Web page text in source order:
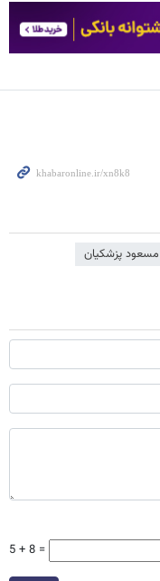
مسعود پزشکیان
5 + 8 =